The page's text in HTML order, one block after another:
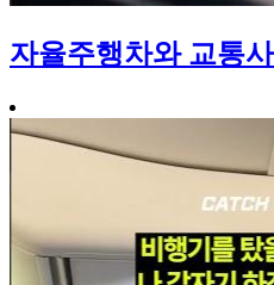
자율주행차와 교통